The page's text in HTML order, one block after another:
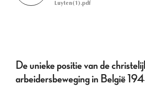
Luyten(1).pdf
De unieke positie van de
arbeidersbeweging in België